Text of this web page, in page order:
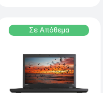
Σε Απόθεμα